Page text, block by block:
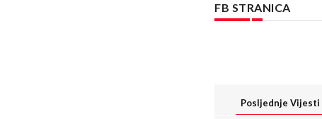
FB STRANICA
Posljednje Vijesti